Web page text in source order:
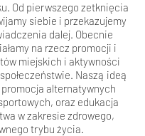
Od pierwszego zetknięcia
siebie i przekazujemy
dalej. Obecnie
na rzecz promocji i
miejskich i aktywności
Naszą ideą
alternatywnych
oraz edukacja
w zakresie zdrowego,
trybu życia.